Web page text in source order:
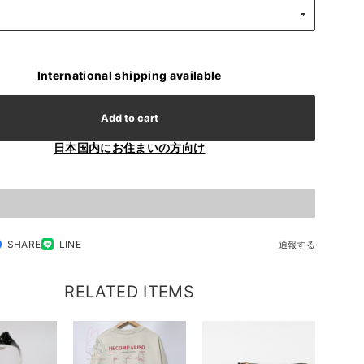
International shipping available
Add to cart
日本国内にお住まいの方向け
SHARE LINE 通報する
RELATED ITEMS